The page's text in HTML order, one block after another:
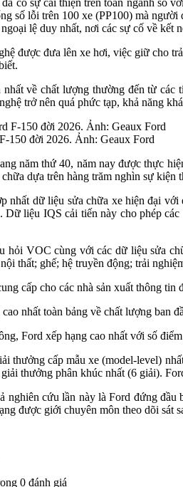
số lỗi trên 100 xe (PP100) mà
lệ duy nhất, nơi các sự cố về
được đưa lên xe hơi, việc giữ cho
về chất lượng thường đến từ
trở nên quá phức tạp, khả năng
150 đời 2026. Ảnh: Geaux Ford
năm thứ 40, năm nay được thực
dựa trên hàng trăm nghìn sự
nhất dữ liệu sửa chữa xe hiện đại
liệu IQS cải tiến này cho phép
hỏi VOC cùng với các dữ liệu sửa
thất; ghế; hệ truyền động; trải
cấp cho các nhà sản xuất thông
nhất toàn bảng về chất lượng ban
Ford xếp hạng cao nhất với số
thưởng cấp mẫu xe (model-level)
thưởng phân khúc nhất (6 giải).
nghiên cứu lần này là Ford đứng
được giới chuyên môn theo dõi sát
0 đánh giá